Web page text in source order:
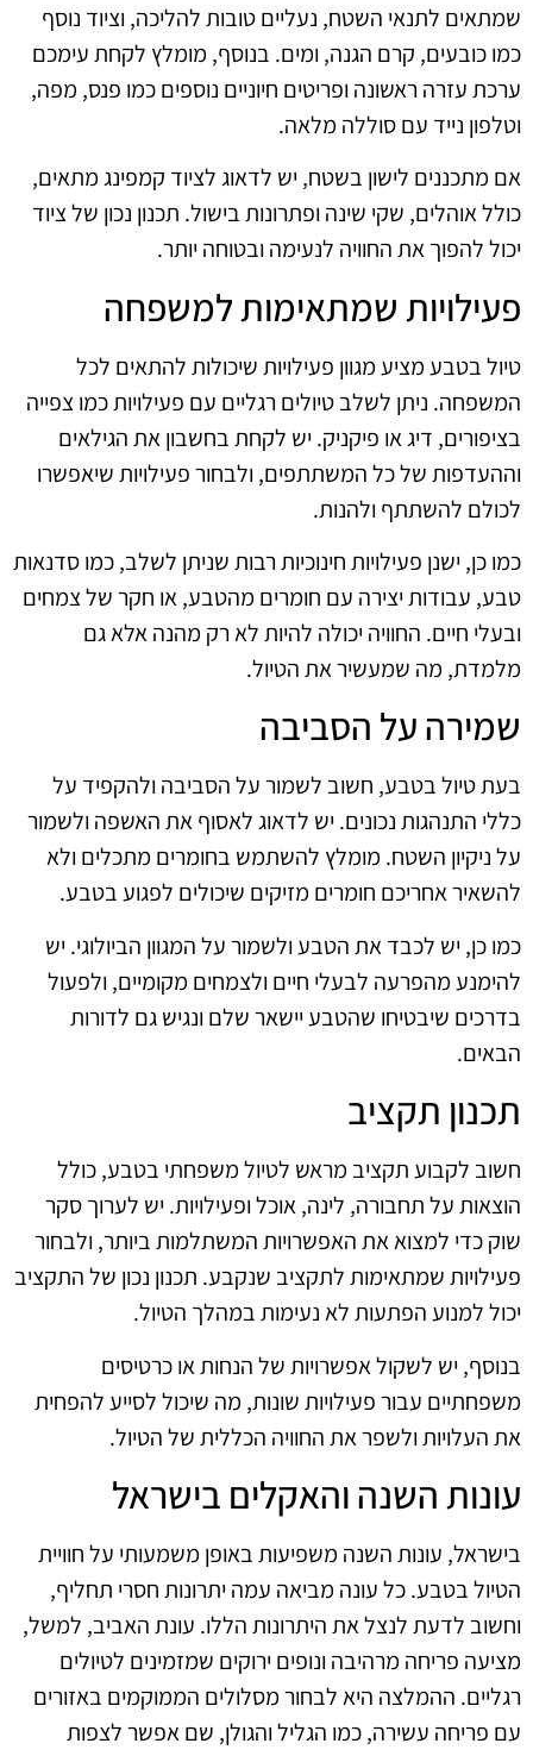
שמתאים לתנאי השטח, נעליים טובות להליכה, וציוד נוסף
כמו כובעים, קרם הגנה, ומים. בנוסף, מומלץ לקחת עימכם
ערכת עזרה ראשונה ופריטים חיוניים נוספים כמו פנס, מפה,
וטלפון נייד עם סוללה מלאה.
אם מתכננים לישון בשטח, יש לדאוג לציוד קמפינג מתאים,
כולל אוהלים, שקי שינה ופתרונות בישול. תכנון נכון של ציוד
יכול להפוך את החוויה לנעימה ובטוחה יותר.
פעילויות שמתאימות למשפחה
טיול בטבע מציע מגוון פעילויות שיכולות להתאים לכל
המשפחה. ניתן לשלב טיולים רגליים עם פעילויות כמו צפייה
בציפורים, דיג או פיקניק. יש לקחת בחשבון את הגילאים
וההעדפות של כל המשתתפים, ולבחור פעילויות שיאפשרו
לכולם להשתתף ולהנות.
כמו כן, ישנן פעילויות חינוכיות רבות שניתן לשלב, כמו סדנאות
טבע, עבודות יצירה עם חומרים מהטבע, או חקר של צמחים
ובעלי חיים. החוויה יכולה להיות לא רק מהנה אלא גם
מלמדת, מה שמעשיר את הטיול.
שמירה על הסביבה
בעת טיול בטבע, חשוב לשמור על הסביבה ולהקפיד על
כללי התנהגות נכונים. יש לדאוג לאסוף את האשפה ולשמור
על ניקיון השטח. מומלץ להשתמש בחומרים מתכלים ולא
להשאיר אחריכם חומרים מזיקים שיכולים לפגוע בטבע.
כמו כן, יש לכבד את הטבע ולשמור על המגוון הביולוגי. יש
להימנע מהפרעה לבעלי חיים ולצמחים מקומיים, ולפעול
בדרכים שיבטיחו שהטבע יישאר שלם ונגיש גם לדורות
הבאים.
תכנון תקציב
חשוב לקבוע תקציב מראש לטיול משפחתי בטבע, כולל
הוצאות על תחבורה, לינה, אוכל ופעילויות. יש לערוך סקר
שוק כדי למצוא את האפשרויות המשתלמות ביותר, ולבחור
פעילויות שמתאימות לתקציב שנקבע. תכנון נכון של התקציב
יכול למנוע הפתעות לא נעימות במהלך הטיול.
בנוסף, יש לשקול אפשרויות של הנחות או כרטיסים
משפחתיים עבור פעילויות שונות, מה שיכול לסייע להפחית
את העלויות ולשפר את החוויה הכללית של הטיול.
עונות השנה והאקלים בישראל
בישראל, עונות השנה משפיעות באופן משמעותי על חוויית
הטיול בטבע. כל עונה מביאה עמה יתרונות חסרי תחליף,
וחשוב לדעת לנצל את היתרונות הללו. עונת האביב, למשל,
מציעה פריחה מרהיבה ונופים ירוקים שמזמינים לטיולים
רגליים. ההמלצה היא לבחור מסלולים הממוקמים באזורים
עם פריחה עשירה, כמו הגליל והגולן, שם אפשר לצפות